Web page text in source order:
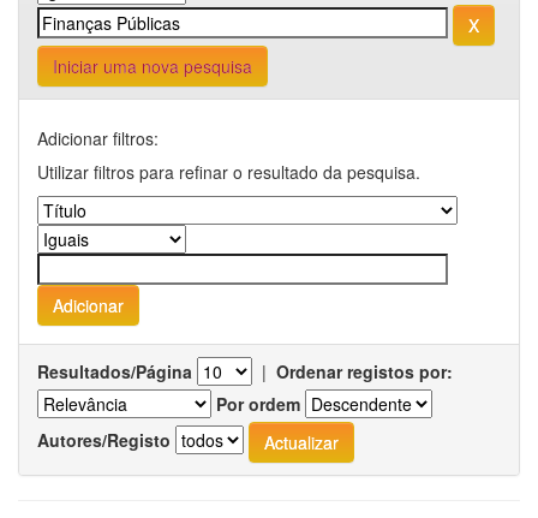
Iniciar uma nova pesquisa
Adicionar filtros:
Utilizar filtros para refinar o resultado da pesquisa.
Resultados/Página | Ordenar registos por:
Por ordem
Autores/Registo